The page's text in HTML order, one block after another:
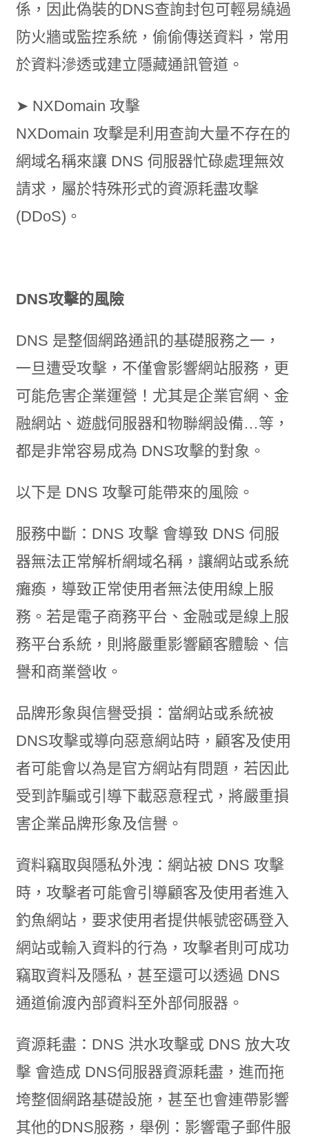
係，因此偽裝的DNS查詢封包可輕易繞過
防火牆或監控系統，偷偷傳送資料，常用
於資料滲透或建立隱藏通訊管道。
➤ NXDomain 攻擊
NXDomain 攻擊是利用查詢大量不存在的
網域名稱來讓 DNS 伺服器忙碌處理無效
請求，屬於特殊形式的資源耗盡攻擊
(DDoS)。
DNS攻擊的風險
DNS 是整個網路通訊的基礎服務之一，
一旦遭受攻擊，不僅會影響網站服務，更
可能危害企業運營！尤其是企業官網、金
融網站、遊戲伺服器和物聯網設備…等，
都是非常容易成為 DNS攻擊的對象。
以下是 DNS 攻擊可能帶來的風險。
服務中斷：DNS 攻擊 會導致 DNS 伺服
器無法正常解析網域名稱，讓網站或系統
癱瘓，導致正常使用者無法使用線上服
務。若是電子商務平台、金融或是線上服
務平台系統，則將嚴重影響顧客體驗、信
譽和商業營收。
品牌形象與信譽受損：當網站或系統被
DNS攻擊或導向惡意網站時，顧客及使用
者可能會以為是官方網站有問題，若因此
受到詐騙或引導下載惡意程式，將嚴重損
害企業品牌形象及信譽。
資料竊取與隱私外洩：網站被 DNS 攻擊
時，攻擊者可能會引導顧客及使用者進入
釣魚網站，要求使用者提供帳號密碼登入
網站或輸入資料的行為，攻擊者則可成功
竊取資料及隱私，甚至還可以透過 DNS
通道偷渡內部資料至外部伺服器。
資源耗盡：DNS 洪水攻擊或 DNS 放大攻
擊 會造成 DNS伺服器資源耗盡，進而拖
垮整個網路基礎設施，甚至也會連帶影響
其他的DNS服務，舉例：影響電子郵件服